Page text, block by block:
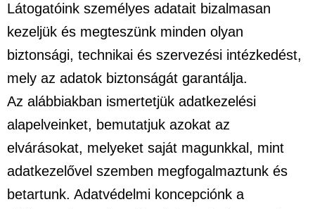
Látogatóink személyes adatait bizalmasan
kezeljük és megteszünk minden olyan
biztonsági, technikai és szervezési intézkedést,
mely az adatok biztonságát garantálja.
Az alábbiakban ismertetjük adatkezelési
alapelveinket, bemutatjuk azokat az
elvárásokat, melyeket saját magunkkal, mint
adatkezelővel szemben megfogalmaztunk és
betartunk. Adatvédelmi koncepciónk a